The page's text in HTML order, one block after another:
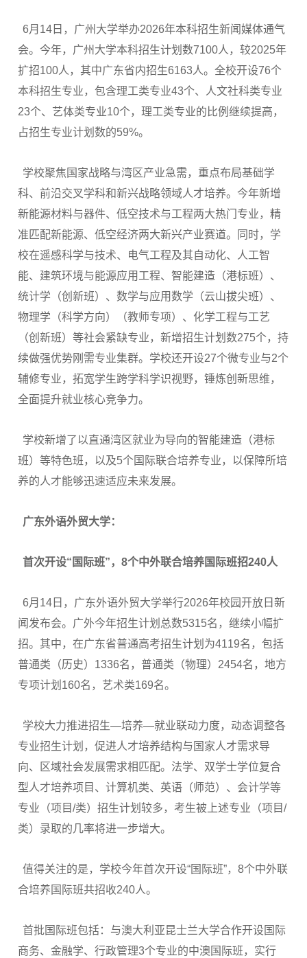
6月14日，广州大学举办2026年本科招生新闻媒体通气
会。今年，广州大学本科招生计划数7100人，较2025年
扩招100人，其中广东省内招生6163人。全校开设76个
本科招生专业，包含理工类专业43个、人文社科类专业
23个、艺体类专业10个，理工类专业的比例继续提高，
占招生专业计划数的59%。
学校聚焦国家战略与湾区产业急需，重点布局基础学
科、前沿交叉学科和新兴战略领域人才培养。今年新增
新能源材料与器件、低空技术与工程两大热门专业，精
准匹配新能源、低空经济两大新兴产业赛道。同时，学
校在遥感科学与技术、电气工程及其自动化、人工智
能、建筑环境与能源应用工程、智能建造（港标班）、
统计学（创新班）、数学与应用数学（云山拔尖班）、
物理学（科学方向）（教师专项）、化学工程与工艺
（创新班）等社会紧缺专业，新增招生计划数275个，持
续做强优势刚需专业集群。学校还开设27个微专业与2个
辅修专业，拓宽学生跨学科学识视野，锤炼创新思维，
全面提升就业核心竞争力。
学校新增了以直通湾区就业为导向的智能建造（港标
班）等特色班，以及5个国际联合培养专业，以保障所培
养的人才能够迅速适应未来发展。
广东外语外贸大学：
首次开设“国际班”，8个中外联合培养国际班招240人
6月14日，广东外语外贸大学举行2026年校园开放日新
闻发布会。广外今年招生计划总数5315名，继续小幅扩
招。其中，在广东省普通高考招生计划为4119名，包括
普通类（历史）1336名，普通类（物理）2454名，地方
专项计划160名，艺术类169名。
学校大力推进招生—培养—就业联动力度，动态调整各
专业招生计划，促进人才培养结构与国家人才需求导
向、区域社会发展需求相匹配。法学、双学士学位复合
型人才培养项目、计算机类、英语（师范）、会计学等
专业（项目/类）招生计划较多，考生被上述专业（项目/
类）录取的几率将进一步增大。
值得关注的是，学校今年首次开设“国际班”，8个中外联
合培养国际班共招收240人。
首批国际班包括：与澳大利亚昆士兰大学合作开设国际
商务、金融学、行政管理3个专业的中澳国际班，实行